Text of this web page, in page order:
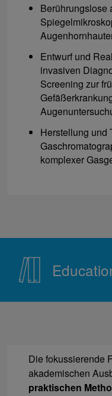
Berührungslose
Entwurf und
invasiven
Screening zur
Herstellung und
komplexer
Die fokussierende
akademischen
praktischen